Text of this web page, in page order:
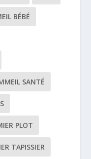
BÉBÉ
SANTÉ
PLOT
TAPISSIER